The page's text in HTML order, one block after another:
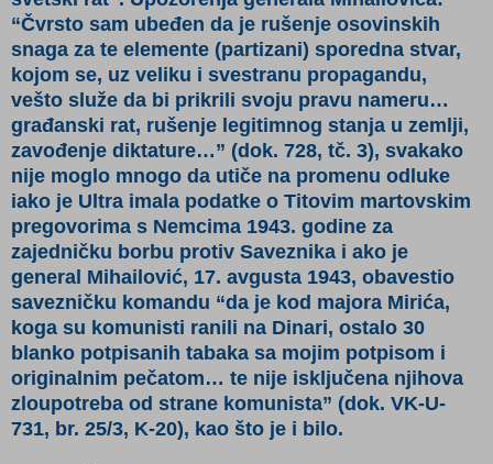
“Čvrsto sam ubeđen da je rušenje osovinskih
snaga za te elemente (partizani) sporedna stvar,
kojom se, uz veliku i svestranu propagandu,
vešto služe da bi prikrili svoju pravu nameru…
građanski rat, rušenje legitimnog stanja u zemlji,
zavođenje diktature…” (dok. 728, tč. 3), svakako
nije moglo mnogo da utiče na promenu odluke
iako je Ultra imala podatke o Titovim martovskim
pregovorima s Nemcima 1943. godine za
zajedničku borbu protiv Saveznika i ako je
general Mihailović, 17. avgusta 1943, obavestio
savezničku komandu “da je kod majora Mirića,
koga su komunisti ranili na Dinari, ostalo 30
blanko potpisanih tabaka sa mojim potpisom i
originalnim pečatom… te nije isključena njihova
zloupotreba od strane komunista” (dok. VK-U-
731, br. 25/3, K-20), kao što je i bilo.